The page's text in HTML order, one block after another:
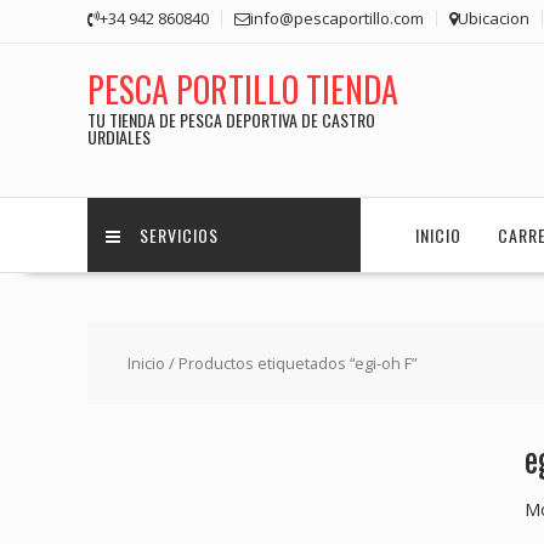
+34 942 860840 info@pescaportillo.com Ubicacion
PESCA PORTILLO TIENDA
TU TIENDA DE PESCA DEPORTIVA DE CASTRO
URDIALES
SERVICIOS INICIO
Inicio / Productos etiquetados “egi-oh F”